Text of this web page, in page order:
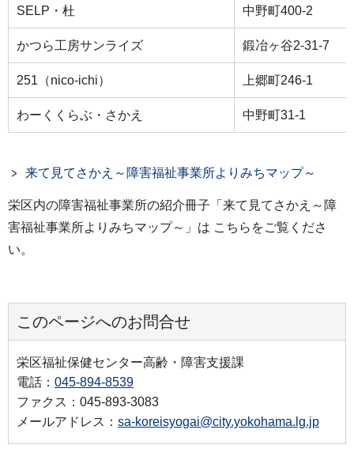
SELP・杜 中野町400-2
かつら工房サンライズ 鍛冶ヶ谷2-31-7
251（nico-ichi） 上郷町246-1
わーくくらぶ・さかえ 中野町31-1
来て見てさかえ～障害福祉事業所よりみちマップ～
栄区内の障害福祉事業所の紹介冊子「来て見てさかえ～障
害福祉事業所よりみちマップ～」は こちらをご覧くださ
い。
このページへのお問合せ
栄区福祉保健センター高齢・障害支援課
電話： 045-894-8539
ファクス：045-893-3083
メールアドレス： sa-koreisyogai@city.yokohama.lg.jp